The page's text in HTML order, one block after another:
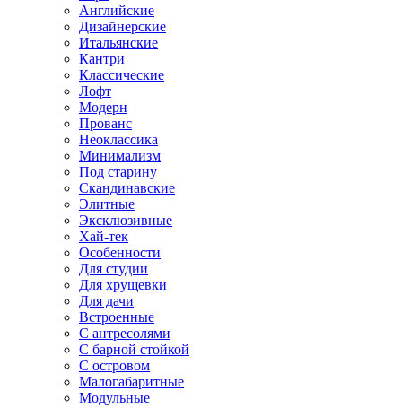
Английские
Дизайнерские
Итальянские
Кантри
Классические
Лофт
Модерн
Прованс
Неоклассика
Минимализм
Под старину
Скандинавские
Элитные
Эксклюзивные
Хай-тек
Особенности
Для студии
Для хрущевки
Для дачи
Встроенные
С антресолями
С барной стойкой
С островом
Малогабаритные
Модульные